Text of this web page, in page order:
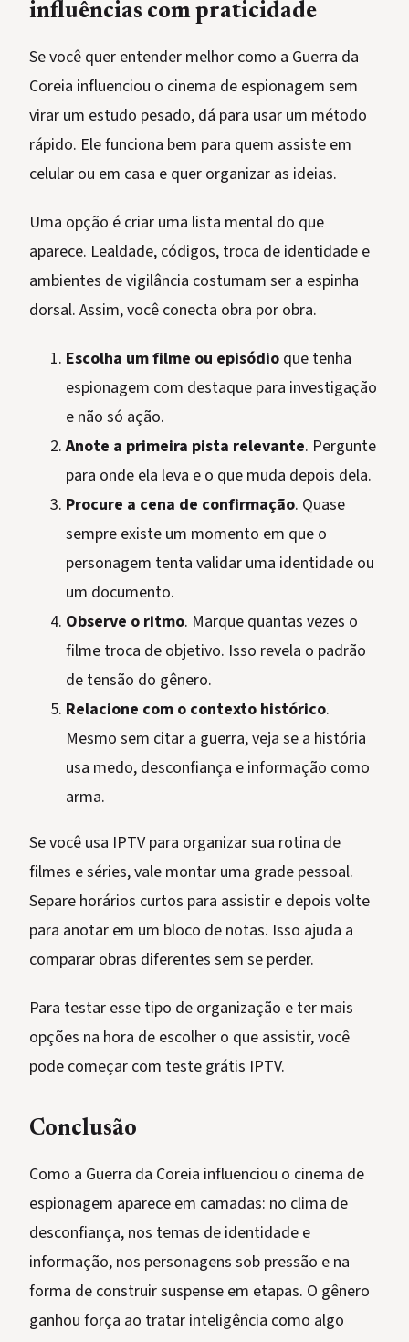
influências com praticidade
Se você quer entender melhor como a Guerra da
Coreia influenciou o cinema de espionagem sem
virar um estudo pesado, dá para usar um método
rápido. Ele funciona bem para quem assiste em
celular ou em casa e quer organizar as ideias.
Uma opção é criar uma lista mental do que
aparece. Lealdade, códigos, troca de identidade e
ambientes de vigilância costumam ser a espinha
dorsal. Assim, você conecta obra por obra.
Escolha um filme ou episódio que tenha
espionagem com destaque para investigação
e não só ação.
Anote a primeira pista relevante. Pergunte
para onde ela leva e o que muda depois dela.
Procure a cena de confirmação. Quase
sempre existe um momento em que o
personagem tenta validar uma identidade ou
um documento.
Observe o ritmo. Marque quantas vezes o
filme troca de objetivo. Isso revela o padrão
de tensão do gênero.
Relacione com o contexto histórico.
Mesmo sem citar a guerra, veja se a história
usa medo, desconfiança e informação como
arma.
Se você usa IPTV para organizar sua rotina de
filmes e séries, vale montar uma grade pessoal.
Separe horários curtos para assistir e depois volte
para anotar em um bloco de notas. Isso ajuda a
comparar obras diferentes sem se perder.
Para testar esse tipo de organização e ter mais
opções na hora de escolher o que assistir, você
pode começar com teste grátis IPTV.
Conclusão
Como a Guerra da Coreia influenciou o cinema de
espionagem aparece em camadas: no clima de
desconfiança, nos temas de identidade e
informação, nos personagens sob pressão e na
forma de construir suspense em etapas. O gênero
ganhou força ao tratar inteligência como algo